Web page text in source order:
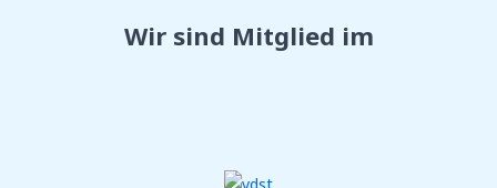
Wir sind Mitglied im